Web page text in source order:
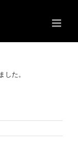
した。